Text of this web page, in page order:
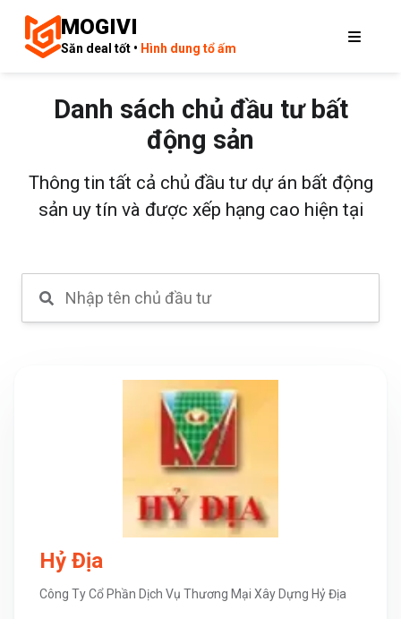
MOGIVI
Săn deal tốt • Hình dung tổ ấm
Danh sách chủ đầu tư bất
động sản
Thông tin tất cả chủ đầu tư dự án bất động
sản uy tín và được xếp hạng cao hiện tại
Hỷ Địa
Công Ty Cổ Phần Dịch Vụ Thương Mại Xây Dựng Hỷ Địa